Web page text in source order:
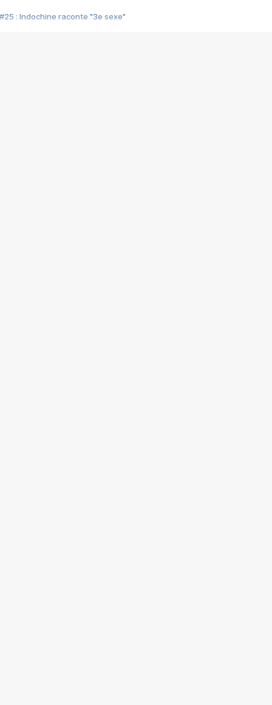
#25 : Indochine raconte "3e sexe"